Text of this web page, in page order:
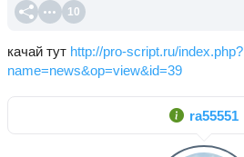
10
качай тут http://pro-script.ru/index.php?
name=news&op=view&id=39
ra55551